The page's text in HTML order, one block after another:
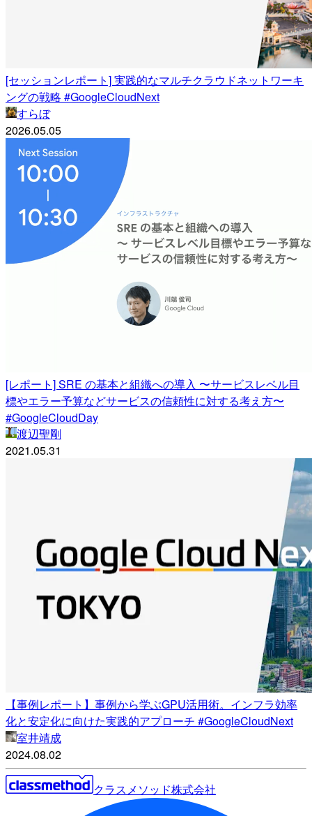
[セッションレポート] 実践的なマルチクラウドネットワーキ
ングの戦略 #GoogleCloudNext
すらぼ
2026.05.05
[レポート] SRE の基本と組織への導入 〜サービスレベル目
標やエラー予算などサービスの信頼性に対する考え方〜
#GoogleCloudDay
渡辺聖剛
2021.05.31
【事例レポート】事例から学ぶGPU活用術。インフラ効率
化と安定化に向けた実践的アプローチ #GoogleCloudNext
室井靖成
2024.08.02
クラスメソッド株式会社